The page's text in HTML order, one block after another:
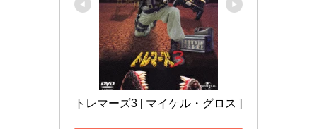
トレマーズ3 [ マイケル・グロス ]